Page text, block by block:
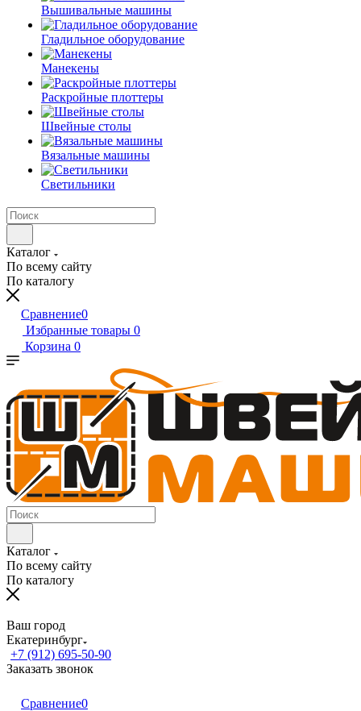
Вышивальные машины
Гладильное оборудование
Манекены
Раскройные плоттеры
Швейные столы
Вязальные машины
Светильники
Каталог
По всему сайту
По каталогу
Сравнение0
Избранные товары 0
Корзина 0
Каталог
По всему сайту
По каталогу
Ваш город
Екатеринбург
+7 (912) 695-50-90
Заказать звонок
Сравнение0